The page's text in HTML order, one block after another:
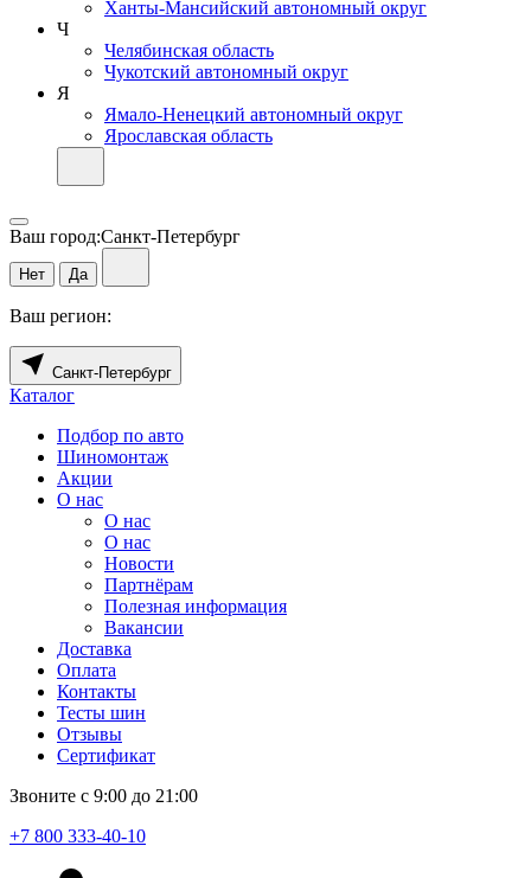
Ханты-Мансийский автономный округ
Ч
Челябинская область
Чукотский автономный округ
Я
Ямало-Ненецкий автономный округ
Ярославская область
Ваш город:Санкт-Петербург
Нет Да
Ваш регион:
Санкт-Петербург
Каталог
Подбор по авто
Шиномонтаж
Акции
О нас
О нас
О нас
Новости
Партнёрам
Полезная информация
Вакансии
Доставка
Оплата
Контакты
Тесты шин
Отзывы
Сертификат
Звоните с 9:00 до 21:00
+7 800 333-40-10